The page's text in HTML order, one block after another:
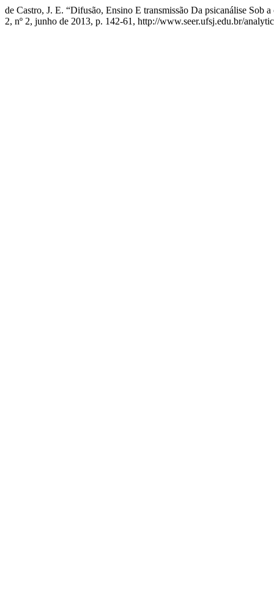
de Castro, J. E. “Difusão, Ensino E transmissão Da psicanálise Sob
2, nº 2, junho de 2013, p. 142-61, http://www.seer.ufsj.edu.br/